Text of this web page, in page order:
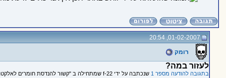
01-02-2007, 20:54
רומק
לעזור במה?
בתגובה להודעה מספר 1 שנכתבה על ידי f-22 שמתחילה ב "קשור להנדסת חומרים לאלקטרוניקה"